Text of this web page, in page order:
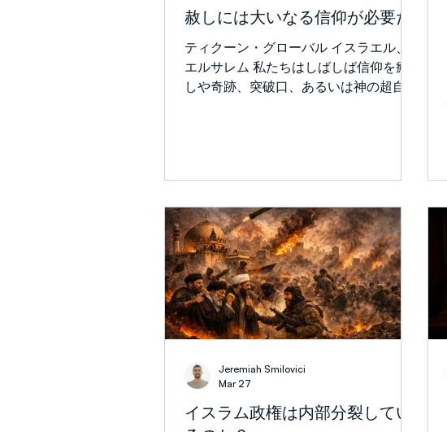
来の方向性に関して深刻な内部圧力に直
面しています。 これらすべての分野
で、私たちの祈りはまず聖書的、神の国
の視点から行われます。私たちは、何百
万人もの人々を縛り、福音の真理を見る
とその教会のために
赦しには大いなる信仰が必要だ
ティクーン・グローバル イスラエル、
エルサレム 私たちはしばしば信仰を癒
しや奇跡、突破口、あるいは神の超自然
ちなもの、すなわち赦しと結びつけてい
ます。 イスラエルの信者として、この
教えは私にとって理論的なものではあり
ません。10月7日の恐るべき攻撃、ハマ
スのテロリストによる虐殺、誘拐、そし
て我が民に対して言葉にできない行為を
行った後、私はイェシュアの命令にもっ
と深く向き合わなければなりませんでし
た。赦しはもはや聖書的な良い考えでは
りました。イスラエルではホロコースト
「私たちは赦さず、忘れない。」その言
イスラム政権は内部分裂してい
Jeremiah Smilovici
Mar 27